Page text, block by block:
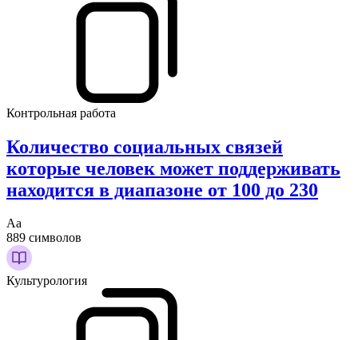
Контрольная работа
Количество социальных связей
которые человек может поддерживать
находится в диапазоне от 100 до 230
Аа
889 символов
Культурология